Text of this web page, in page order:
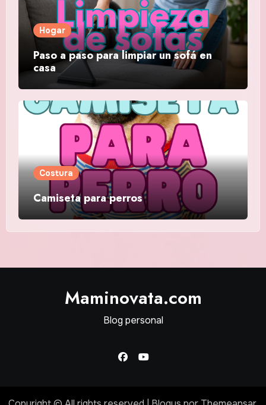
Hogar
Paso a paso para limpiar un sofá en
casa
Costura
Camiseta para perros
Maminovata.com
Blog personal